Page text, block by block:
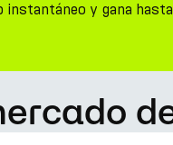
instantáneo y gana